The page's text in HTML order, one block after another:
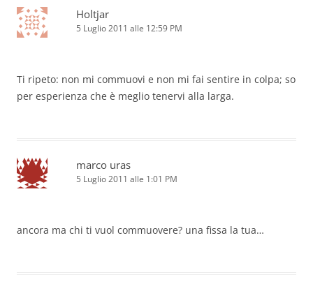
Holtjar
5 Luglio 2011 alle 12:59 PM
Ti ripeto: non mi commuovi e non mi fai sentire in colpa; so
per esperienza che è meglio tenervi alla larga.
marco uras
5 Luglio 2011 alle 1:01 PM
ancora ma chi ti vuol commuovere? una fissa la tua…